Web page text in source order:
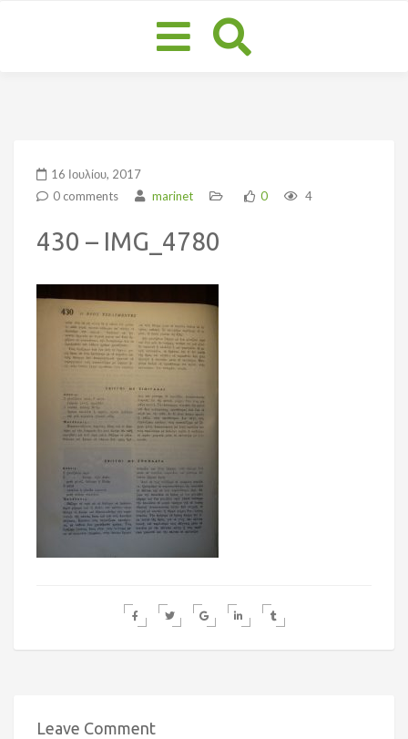
Toggle
navigation
16 Ιουλίου, 2017
0 comments
marinet 0 4
430 – IMG_4780
Leave Comment